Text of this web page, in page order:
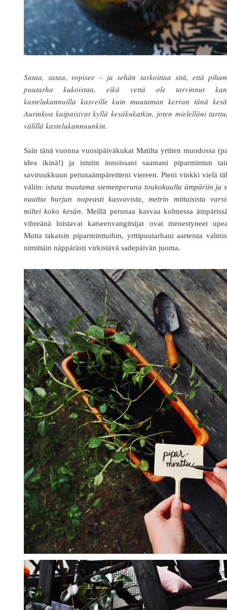
Sataa, sataa, ropisee – ja sehän tarkoittaa sitä, että
puutarha kukoistaa, eikä vettä ole tarvinnut
kastelukannuilla kasveille kuin muutaman kerran tänä
Aurinkoa kaipaisivat kyllä kesäkukatkin, joten mielelläni
välillä kastelukannuunkin.
Sain tänä vuonna vuosipäiväkukat Matilta yrttien muodossa
idea ikinä!) ja istutin innoissani saamani piparmintun
saviruukkuun perunaämpäreitteni viereen. Pieni vinkki vielä
väliin: istuta muutama siemenperuna toukokuulla ämpäriin ja
nauttia hurjan nopeasti kasvavista, metrin mittaisista
miltei koko kesän. Meillä perunaa kasvaa kolmessa
vihreänä loistavat katseenvangitsijat ovat menestyneet
Mutta takaisin piparminttuihin, yrttipuutarhani aarteista
nimittäin näppärästi virkistävä sadepäivän juoma.